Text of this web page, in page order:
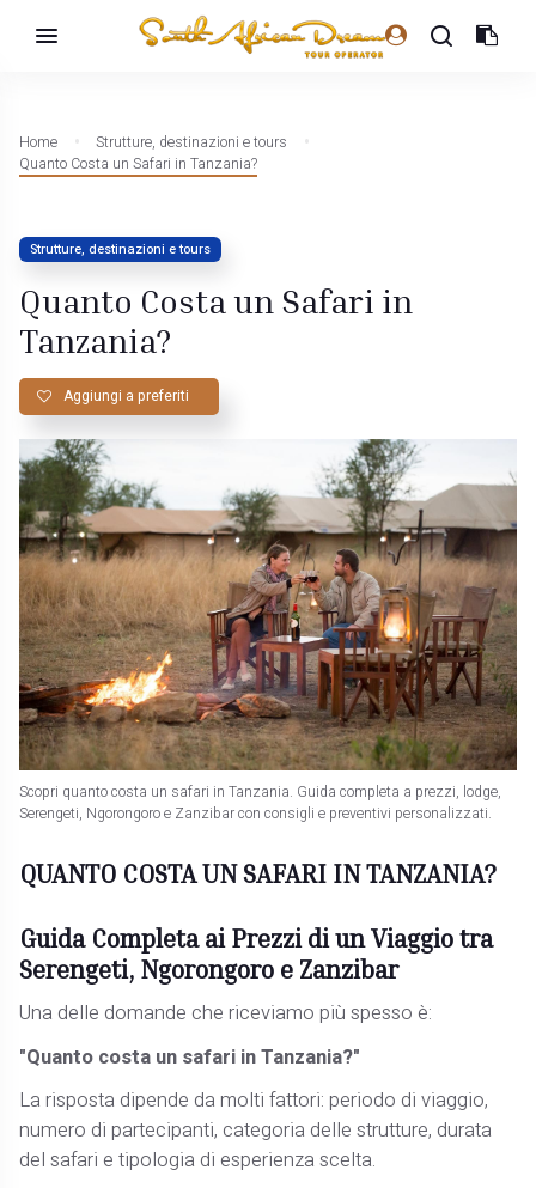
Home
Strutture, destinazioni e tours
Quanto Costa un Safari in Tanzania?
Strutture, destinazioni e tours
Quanto Costa un Safari in
Tanzania?
Aggiungi a preferiti
Scopri quanto costa un safari in Tanzania. Guida completa a prezzi, lodge,
Serengeti, Ngorongoro e Zanzibar con consigli e preventivi personalizzati.
QUANTO COSTA UN SAFARI IN TANZANIA?
Guida Completa ai Prezzi di un Viaggio tra
Serengeti, Ngorongoro e Zanzibar
Una delle domande che riceviamo più spesso è:
"Quanto costa un safari in Tanzania?"
La risposta dipende da molti fattori: periodo di viaggio,
numero di partecipanti, categoria delle strutture, durata
del safari e tipologia di esperienza scelta.